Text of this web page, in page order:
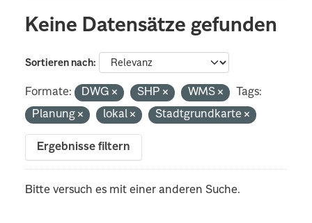
Keine Datensätze gefunden
Sortieren nach
Formate: DWG SHP WMS
Tags:
Planung
lokal Stadtgrundkarte
Ergebnisse filtern
Bitte versuch es mit einer anderen Suche.